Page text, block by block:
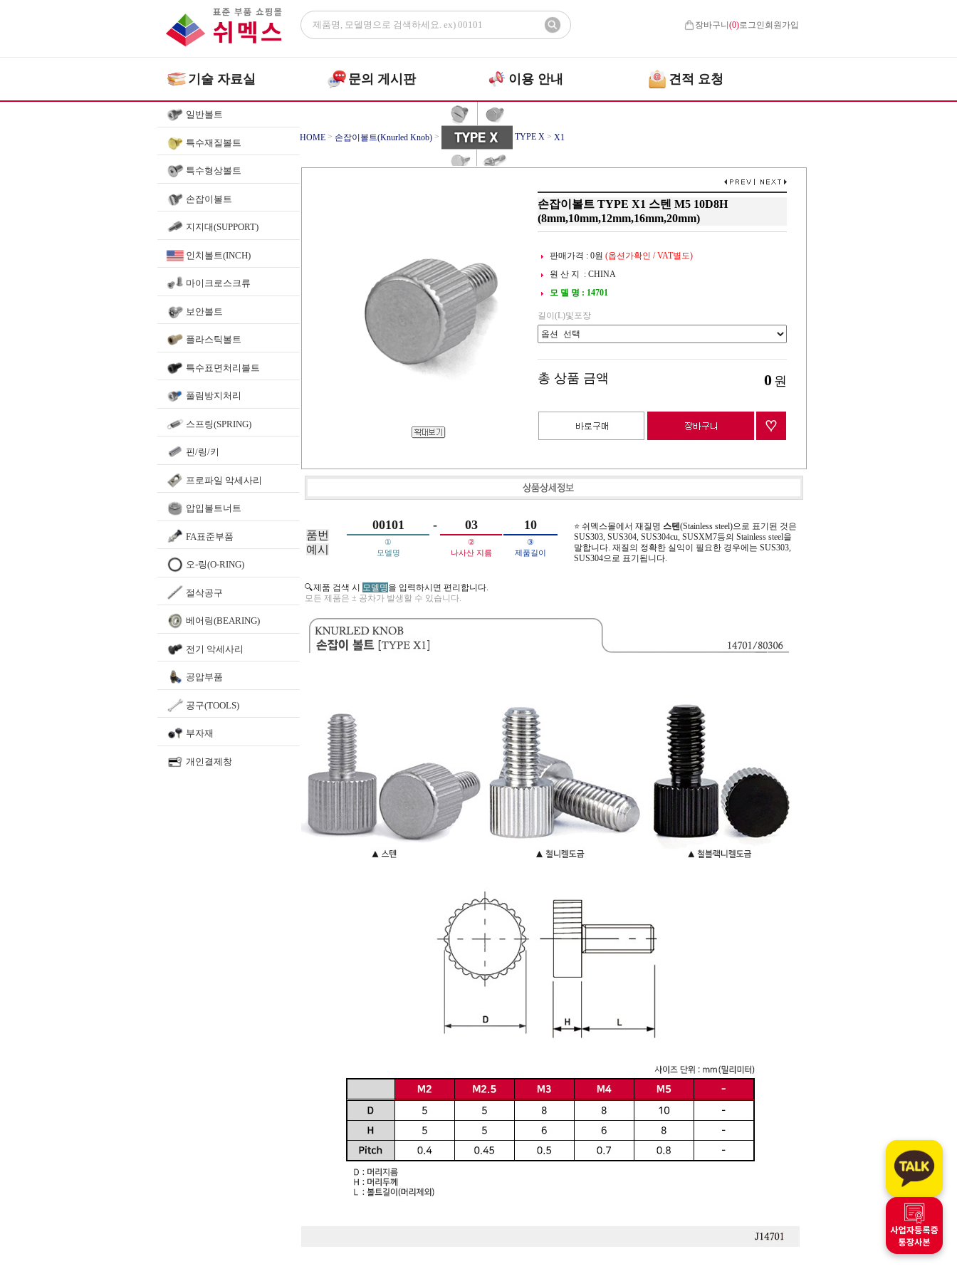
장바구니(0)로그인 회원가입
기술 자료실 문의 게시판 이용 안내 견적 요청
일반볼트
특수재질볼트
특수형상볼트
손잡이볼트
지지대(SUPPORT)
인치볼트(INCH)
마이크로스크류
보안볼트
플라스틱볼트
특수표면처리볼트
풀림방지처리
스프링(SPRING)
핀/링/키
프로파일 악세사리
압입볼트너트
FA표준부품
오-링(O-RING)
절삭공구
베어링(BEARING)
전기 악세사리
공압부품
공구(TOOLS)
부자재
개인결제창
HOME > 손잡이볼트(Knurled Knob) > TYPE X > X1
손잡이볼트 TYPE X1 스텐 M5 10D8H
(8mm,10mm,12mm,16mm,20mm)
판매가격 : 0원 (옵션가확인 / VAT별도)
원 산 지 : CHINA
모 델 명 : 14701
길이(L)및포장
총 상품 금액 0 원
품번
예시
00101 - 03 10
①
모델명
②
나사산 지름
③
제품길이
⭐ 쉬멕스몰에서 재질명 스텐(Stainless steel)으로 표기된 것은
SUS303, SUS304, SUS304cu, SUSXM7등의 Stainless steel을
말합니다. 재질의 정확한 실익이 필요한 경우에는 SUS303,
SUS304으로 표기됩니다.
🔍제품 검색 시 모델명을 입력하시면 편리합니다.
모든 제품은 ± 공차가 발생할 수 있습니다.